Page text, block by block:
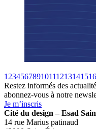
1 2345678910111213141516
Restez informés des
abonnez-vous à notre
Je m’inscris
Cité du design – Esad
14 rue Marius patinaud